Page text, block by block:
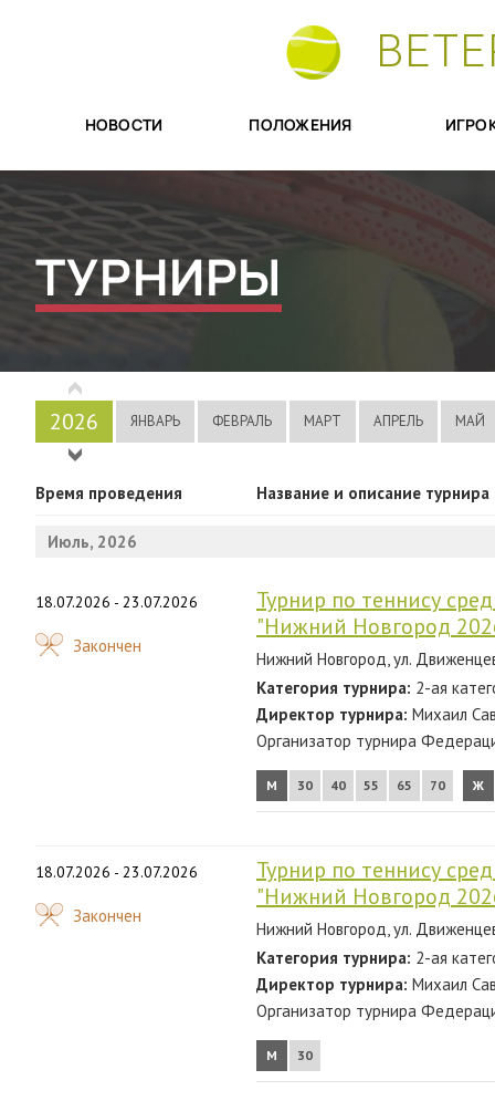
НОВОСТИ ПОЛОЖЕНИЯ
ТУРНИРЫ
2026
2025
2024
2023
2022
2021
2015
2014
ЯНВАРЬ ФЕВРАЛЬ МАРТ АПРЕЛЬ МАЙ
Время проведения Название и описание турнира
Июль, 2026
18.07.2026 - 23.07.2026
Закончен
Турнир по теннису
"Нижний Новгород
Нижний Новгород, ул.
Категория турнира: 2-ая
Директор турнира: Михаил
Организатор турнира
М 30 40 55 65 70 Ж
18.07.2026 - 23.07.2026
Закончен
Турнир по теннису
"Нижний Новгород
Нижний Новгород, ул.
Категория турнира: 2-ая
Директор турнира: Михаил
Организатор турнира
М 30